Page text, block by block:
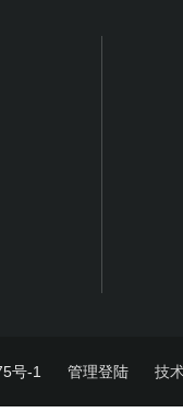
号-1 管理登陆 技术